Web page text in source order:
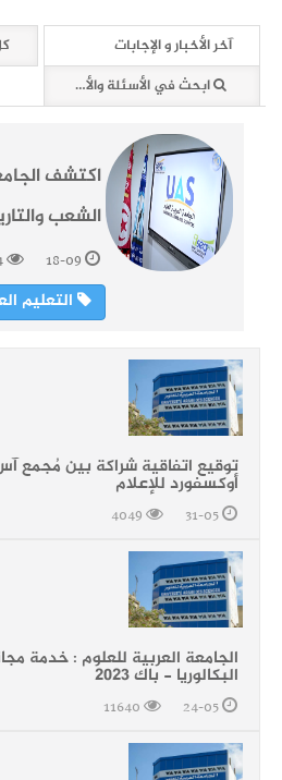
آخر الأخبار و الإجابات
ابحث في الأسئلة والأخبار (2 وثائق)
اكتشف
الشعب
6444
التعليم
توقيع اتفاقية شراكة بين
أوكسفورد للإعلام
الجامعة العربية للعلوم : خدمة
البكالوريا - باك 2023